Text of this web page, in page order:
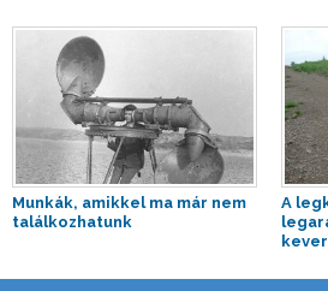
Munkák, amikkel ma már nem
találkozhatunk
A